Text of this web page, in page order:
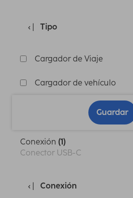
Tipo
Cargador de Viaje
Cargador de vehículo
Guardar
Conexión (1)
Conector USB-C
Conexión